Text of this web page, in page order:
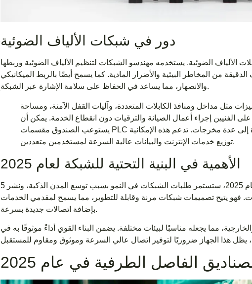
دور في شبكات الألياف الضوئية
الألياف الضوئية. يستخدمه مهندسو الشبكات لتنظيم الألياف الضوئية وربطها
من المخاطر البيئية والأضرار المادية. كما يسمح أيضًا بالربط الميكانيكي
والانصهار، مما يساعد في الحفاظ على سلامة الإشارة عبر الشبكة.
مثل مداخل ومنافذ الكابلات المتعددة، وآليات القفل الآمنة، ومساحة
الفنيين إجراء أعمال الصيانة والترقيات دون انقطاع الخدمة. يمكن أن
يستوعب الصندوق مقسمات PLC صغيرة، والتي تقسم الإشارة الضوئية الواحدة إلى عدة مخرجات. تدعم هذه الإمكانية
توزيع خدمات الإنترنت والبيانات عالية السرعة لمستخدمين متعددين.
في عام 2025، ستستمر طلبات الشبكات في النمو بسبب توسع المدن الذكية، ونشر 5G و6G، وظهور الأجهزة المتصلة. يلعب صندوق
فهو يتيح تصميمات شبكات مرنة وقابلة للتطوير، مما يسمح لمقدمي الخدمات
بإضافة اتصالات جديدة بسرعة.
مما يجعله مناسبًا لبيئات مختلفة. يضمن البناء القوي أداءً موثوقًا به في